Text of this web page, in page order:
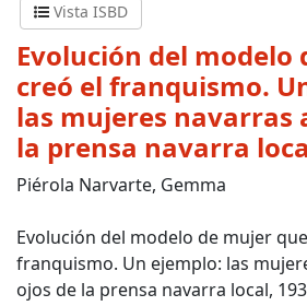
Vista ISBD
Evolución del modelo
creó el franquismo.
las mujeres navarras
la prensa navarra
Piérola Narvarte, Gemma
Evolución del modelo de mujer
franquismo. Un ejemplo: las
ojos de la prensa navarra local,